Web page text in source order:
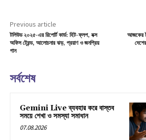
Previous article
টলিউড ২০২৫-এর রিপোর্ট কার্ড: হিট-ফ্লপ, বক্স
অফিস ট্রেন্ড, আলোচনার ঝড়, প্রয়াণ ও জনপ্রিয়
গান
আজকের
সর্বশেষ
Gemini Live ব্যবহার করে বাস্তব
সময়ে শেখা ও সমস্যা সমাধান
07.08.2026